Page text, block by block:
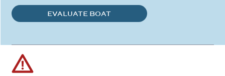
EVALUATE BOAT